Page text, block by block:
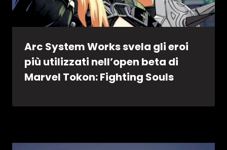
Arc System Works svela gli eroi
più utilizzati nell’open beta di
Marvel Tokon: Fighting Souls